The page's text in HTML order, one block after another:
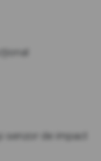
senzor de impact